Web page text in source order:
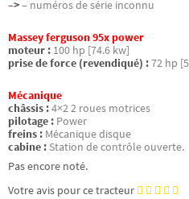
–>– numéros de série inconnu
Massey ferguson 95x power
moteur : 100 hp [74.6 kw]
prise de force (revendiqué) :72 hp
Mécanique
châssis :4×2 2 roues motrices
pilotage : Power
freins : Mécanique disque
cabine : Station de contrôle ouverte.
Pas encore noté.
Votre avis pour ce tracteur